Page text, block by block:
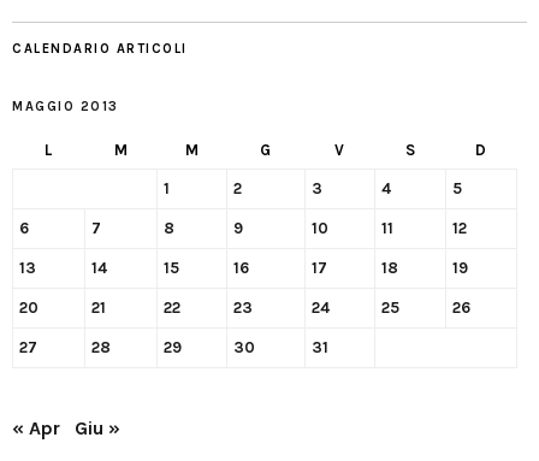
CALENDARIO ARTICOLI
MAGGIO 2013
L M M G V S D
1 2 3 4 5
6 7 8 9 10 11 12
13 14 15 16 17 18 19
20 21 22 23 24 25 26
27 28 29 30 31
« Apr Giu »